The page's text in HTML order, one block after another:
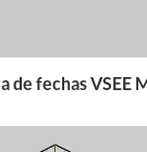
de fechas VSEE